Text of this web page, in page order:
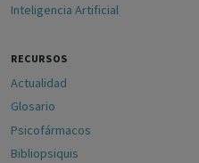
Inteligencia Artificial
RECURSOS
Actualidad
Glosario
Psicofármacos
Bibliopsiquis